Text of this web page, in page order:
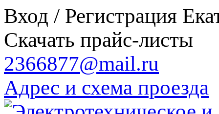
Вход / Регистрация
Скачать прайс-листы
2366877@mail.ru
Адрес и схема проезда